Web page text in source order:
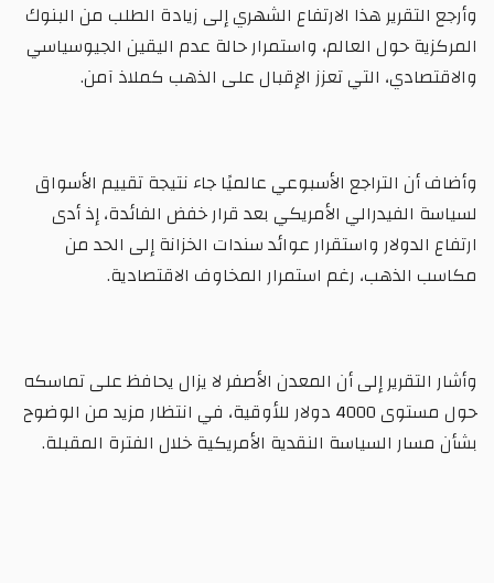
وأرجع التقرير هذا الارتفاع الشهري إلى زيادة الطلب من البنوك
المركزية حول العالم، واستمرار حالة عدم اليقين الجيوسياسي
والاقتصادي، التي تعزز الإقبال على الذهب كملاذ آمن.
وأضاف أن التراجع الأسبوعي عالميًا جاء نتيجة تقييم الأسواق
لسياسة الفيدرالي الأمريكي بعد قرار خفض الفائدة، إذ أدى
ارتفاع الدولار واستقرار عوائد سندات الخزانة إلى الحد من
مكاسب الذهب، رغم استمرار المخاوف الاقتصادية.
وأشار التقرير إلى أن المعدن الأصفر لا يزال يحافظ على تماسكه
حول مستوى 4000 دولار للأوقية، في انتظار مزيد من الوضوح
بشأن مسار السياسة النقدية الأمريكية خلال الفترة المقبلة.